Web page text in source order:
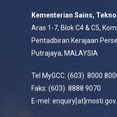
Kementerian Sains,
Aras 1-7, Blok C4 & C5,
Pentadbiran Kerajaan
Putrajaya, MALAYSIA
Tel MyGCC: (603) 8000
Faks: (603) 8888 9070
E-mel: